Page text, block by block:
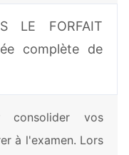
LE FORFAIT
complète de
consolider vos
à l'examen. Lors